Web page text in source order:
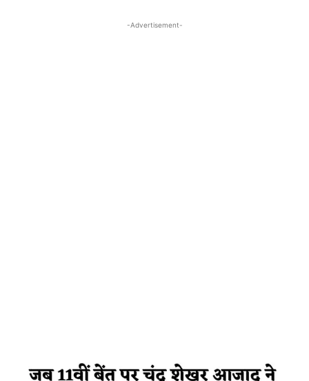
-Advertisement-